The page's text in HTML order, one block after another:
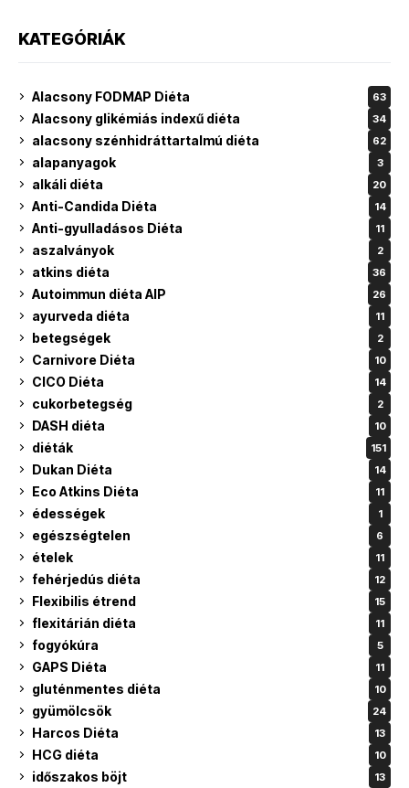
KATEGÓRIÁK
Alacsony FODMAP Diéta 63
Alacsony glikémiás indexű diéta 34
alacsony szénhidráttartalmú diéta 62
alapanyagok 3
alkáli diéta 20
Anti-Candida Diéta 14
Anti-gyulladásos Diéta 11
aszalványok 2
atkins diéta 36
Autoimmun diéta AIP 26
ayurveda diéta 11
betegségek 2
Carnivore Diéta 10
CICO Diéta 14
cukorbetegség 2
DASH diéta 10
diéták 151
Dukan Diéta 14
Eco Atkins Diéta 11
édességek 1
egészségtelen 6
ételek 11
fehérjedús diéta 12
Flexibilis étrend 15
flexitárián diéta 11
fogyókúra 5
GAPS Diéta 11
gluténmentes diéta 10
gyümölcsök 24
Harcos Diéta 13
HCG diéta 10
időszakos böjt 13